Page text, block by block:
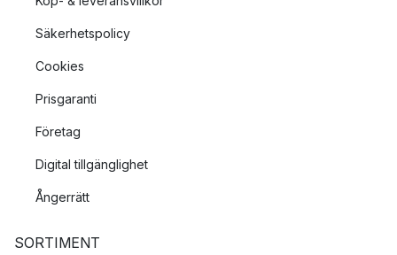
Säkerhetspolicy
Cookies
Prisgaranti
Företag
Digital tillgänglighet
Ångerrätt
SORTIMENT